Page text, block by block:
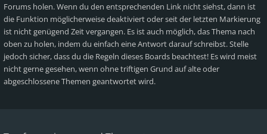
Forums holen. Wenn du den entsprechenden Link nicht siehst, dann ist
die Funktion möglicherweise deaktiviert oder seit der letzten Markierung
ist nicht genügend Zeit vergangen. Es ist auch möglich, das Thema nach
oben zu holen, indem du einfach eine Antwort darauf schreibst. Stelle
jedoch sicher, dass du die Regeln dieses Boards beachtest! Es wird meist
nicht gerne gesehen, wenn ohne triftigen Grund auf alte oder
abgeschlossene Themen geantwortet wird.